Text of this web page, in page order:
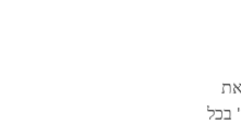
בכל